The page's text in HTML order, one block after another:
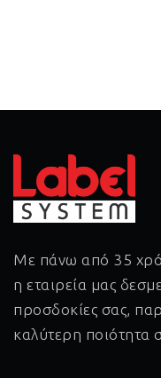
Με πάνω από 35
η εταιρεία μας
προσδοκίες σας,
καλύτερη ποιότητα